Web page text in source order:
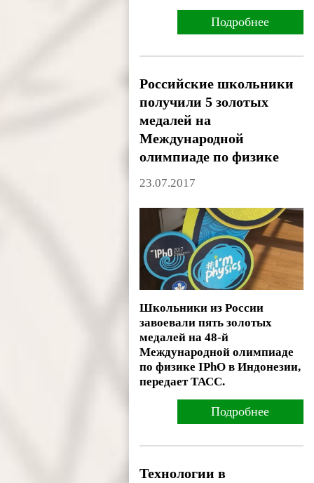
Подробнее
Российские школьники
получили 5 золотых
медалей на
Международной
олимпиаде по физике
23.07.2017
Школьники из России
завоевали пять золотых
медалей на 48-й
Международной олимпиаде
по физике IPhO в Индонезии,
передает ТАСС.
Подробнее
Технологии в